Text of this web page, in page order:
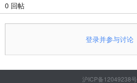
0 回帖
登录并参与讨论
沪ICP备12049238号